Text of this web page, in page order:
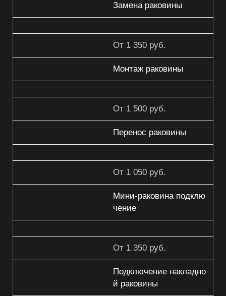
Замена раковины
От 1 350 руб.
Монтаж раковины
От 1 500 руб.
Перенос раковины
От 1 050 руб.
Мини-раковина подклю
чение
От 1 350 руб.
Подключение накладно
й раковины